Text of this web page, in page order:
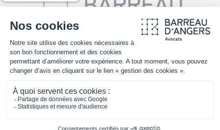
02 41 25 30 70
TROUVER UN AVOCAT
Mentions légales